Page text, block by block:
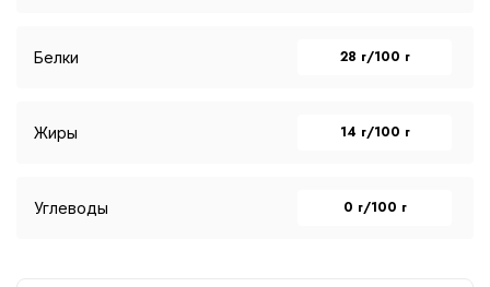
Белки 28 г/100 г
Жиры 14 г/100 г
Углеводы 0 г/100 г